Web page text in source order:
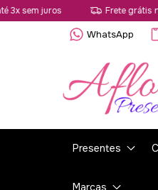
juros Frete grátis nas
WhatsApp
Presentes
Marcas